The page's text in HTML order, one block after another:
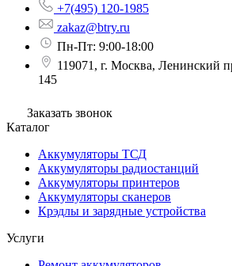
+7(495) 120-1985
zakaz@btry.ru
Пн-Пт: 9:00-18:00
119071, г. Москва, Ленинский
145
Заказать звонок
Каталог
Аккумуляторы ТСД
Аккумуляторы радиостанций
Аккумуляторы принтеров
Аккумуляторы сканеров
Крэдлы и зарядные устройства
Услуги